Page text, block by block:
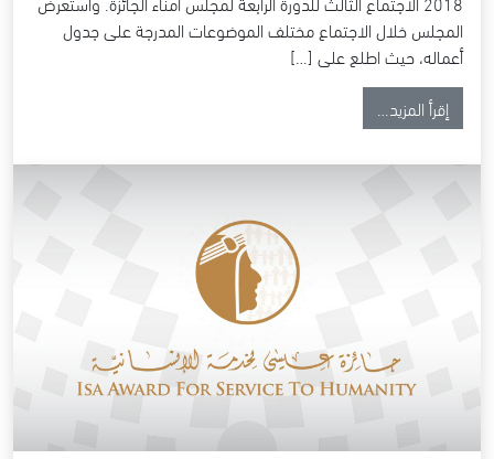
المجلس خلال الاجتماع مختلف الموضوعات المدرجة على جدول
أعماله، حيث اطلع على […]
إقرأ المزيد…from سمو الشيخ محمد بن مبارك يترأس الاجتماع الثالث للدورة الرابعة لمجلس أمناء جائزة عيسى لخدمة الإنسانية